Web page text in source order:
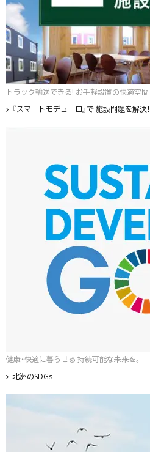
トラック輸送できる! お手軽設置の快適空間
『スマートモデューロ』で 施設問題を解決！
健康・快適に暮らせる 持続可能な未来を。
北洲のSDGs